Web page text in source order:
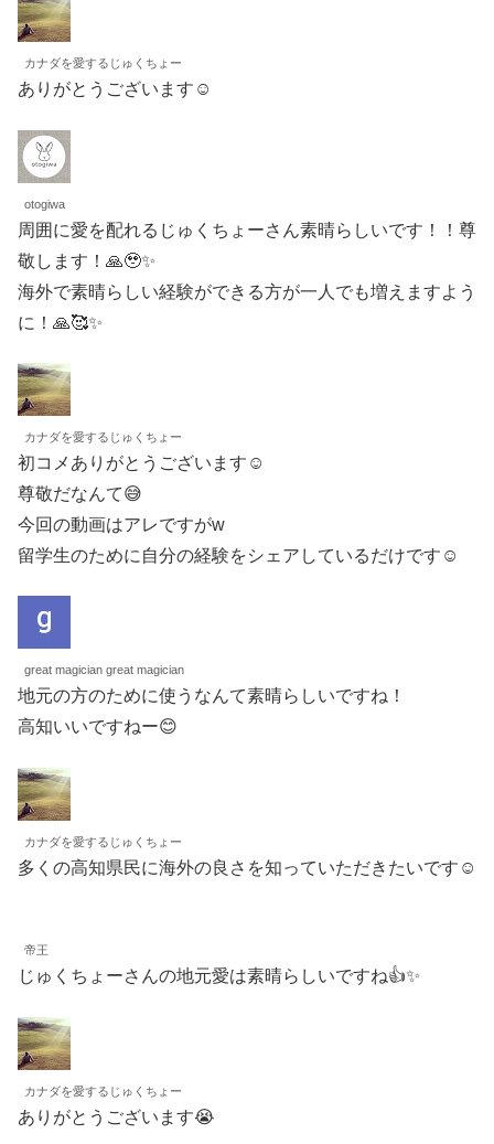
カナダを愛するじゅくちょー
ありがとうございます☺️
otogiwa
周囲に愛を配れるじゅくちょーさん素晴らしいです！！尊
敬します！🙏🥹✨
海外で素晴らしい経験ができる方が一人でも増えますよう
に！🙏🥰✨
カナダを愛するじゅくちょー
初コメありがとうございます☺️
尊敬だなんて😅
今回の動画はアレですがw
留学生のために自分の経験をシェアしているだけです☺️
great magician great magician
地元の方のために使うなんて素晴らしいですね！
高知いいですねー😊
カナダを愛するじゅくちょー
多くの高知県民に海外の良さを知っていただきたいです☺️
帝王
じゅくちょーさんの地元愛は素晴らしいですね👍✨
カナダを愛するじゅくちょー
ありがとうございます😭